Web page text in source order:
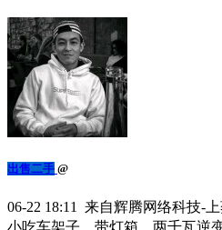
出售二手 @
06-22 18:11 来自辉腾网络科技-
小吃车架子，带灯箱，两千瓦逆